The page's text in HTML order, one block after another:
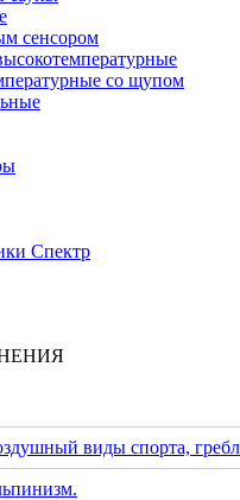
сенсором
со щупом
Спектр
виды спорта,